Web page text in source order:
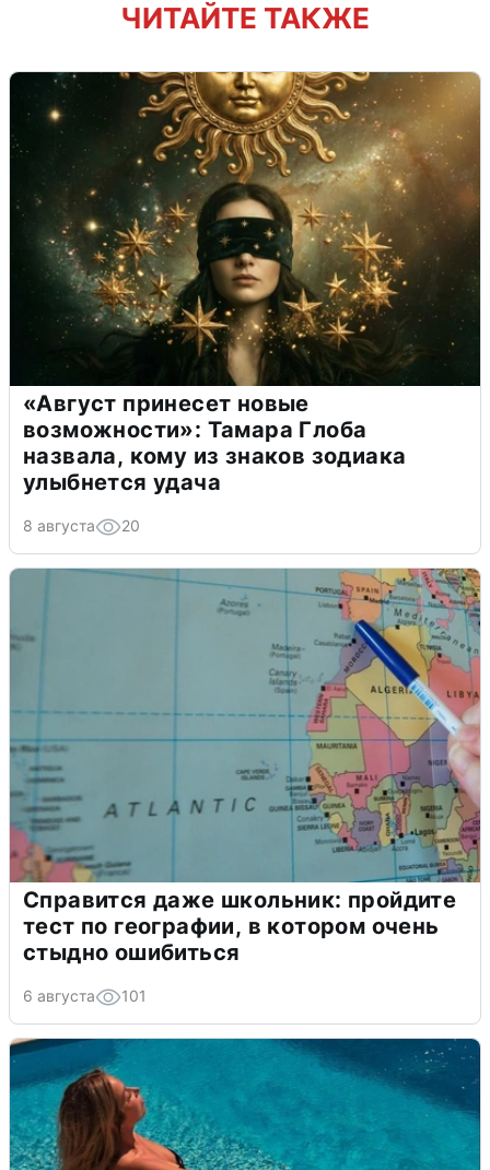
ЧИТАЙТЕ ТАКЖЕ
«Август принесет новые
возможности»: Тамара Глоба
назвала, кому из знаков зодиака
улыбнется удача
8 августа 20
Справится даже школьник: пройдите
тест по географии, в котором очень
стыдно ошибиться
6 августа 101